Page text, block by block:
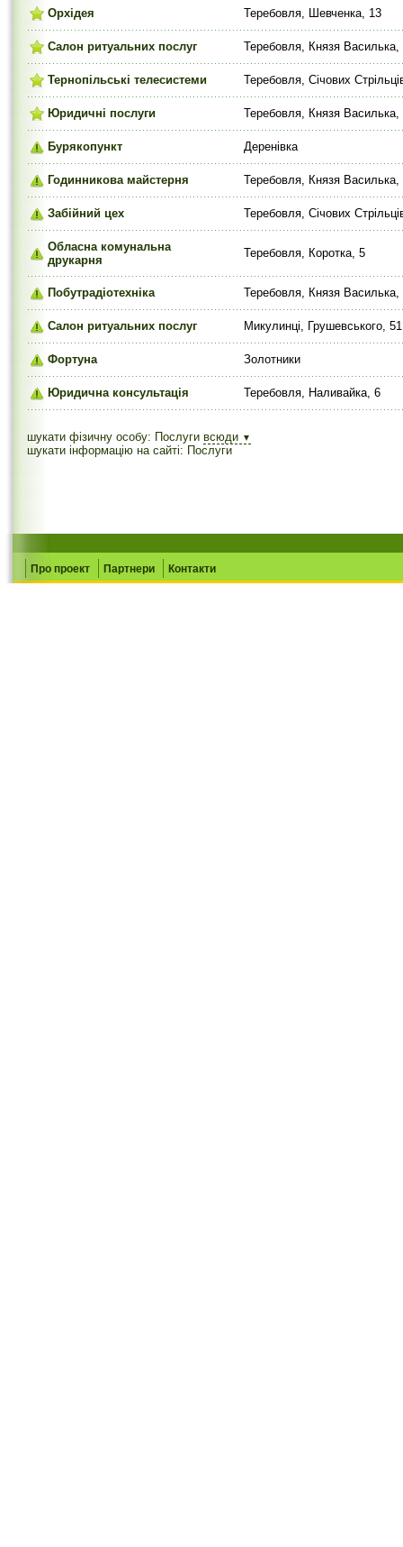
Орхідея Теребовля, Шевченка, 13
Салон ритуальних послуг Теребовля, Князя Василька,
Тернопільські телесистеми Теребовля, Січових
Юридичні послуги Теребовля, Князя Василька,
Бурякопункт Деренівка
Годинникова майстерня Теребовля, Князя Василька,
Забійний цех Теребовля, Січових
Обласна комунальна
друкарня
Теребовля, Коротка, 5
Побутрадіотехніка Теребовля, Князя Василька,
Салон ритуальних послуг Микулинці, Грушевського, 51
Фортуна Золотники
Юридична консультація Теребовля, Наливайка, 6
шукати фізичну особу: Послуги всюди ▼
шукати інформацію на сайті: Послуги
Про проект Партнери Контакти